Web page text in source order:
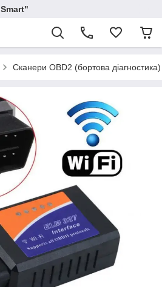
Сканери OBD2 (бортова діагностика)